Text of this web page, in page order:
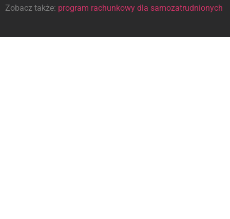
Zobacz także: program rachunkowy dla samozatrudnionych